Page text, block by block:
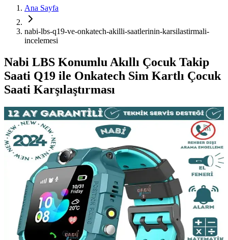
Ana Sayfa
nabi-lbs-q19-ve-onkatech-akilli-saatlerinin-karsilastirmali-
incelemesi
Nabi LBS Konumlu Akıllı Çocuk Takip
Saati Q19 ile Onkatech Sim Kartlı Çocuk
Saati Karşılaştırması